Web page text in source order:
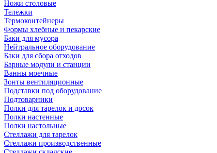
Ножи столовые
Тележки
Термоконтейнеры
Формы хлебные и пекарские
Баки для мусора
Нейтральное оборудование
Баки для сбора отходов
Барные модули и станции
Ванны моечные
Зонты вентиляционные
Подставки под оборудование
Подтоварники
Полки для тарелок и досок
Полки настенные
Полки настольные
Стеллажи для тарелок
Стеллажи производственные